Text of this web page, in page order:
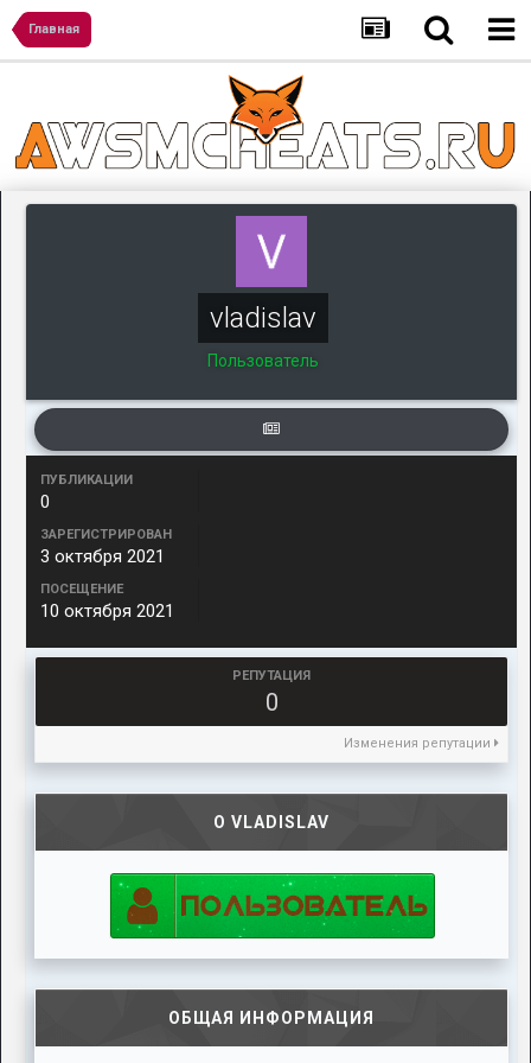
Главная
vladislav
Пользователь
ПУБЛИКАЦИИ
0
ЗАРЕГИСТРИРОВАН
3 октября 2021
ПОСЕЩЕНИЕ
10 октября 2021
РЕПУТАЦИЯ
0
Изменения репутации
О VLADISLAV
ОБЩАЯ ИНФОРМАЦИЯ